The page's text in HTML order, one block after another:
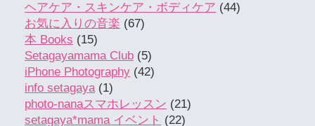
ヘアケア・スキンケア・ボディケア (44)
お気に入りの音楽 (67)
本 Books (15)
Setagayamama Club (5)
iPhone Photography (42)
info setagaya(1)
photo-nanaスマホレッスン (21)
setagaya*mama イベント (22)